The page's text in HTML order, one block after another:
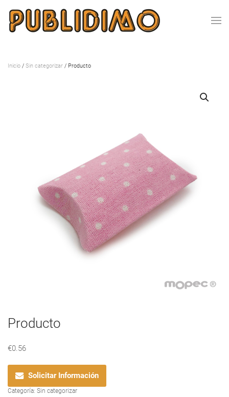
Inicio / Sin categorizar / Producto
Producto
€0.56
Solicitar Información
Categoría: Sin categorizar